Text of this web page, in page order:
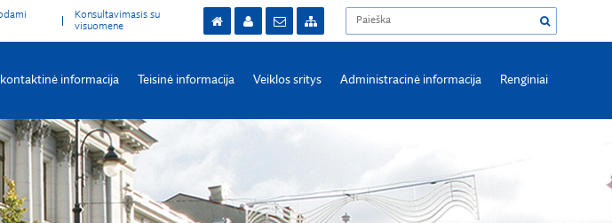
Konsultavimasis su
visuomene
informacija Teisinė informacija Veiklos sritys Administracinė informacija Renginiai